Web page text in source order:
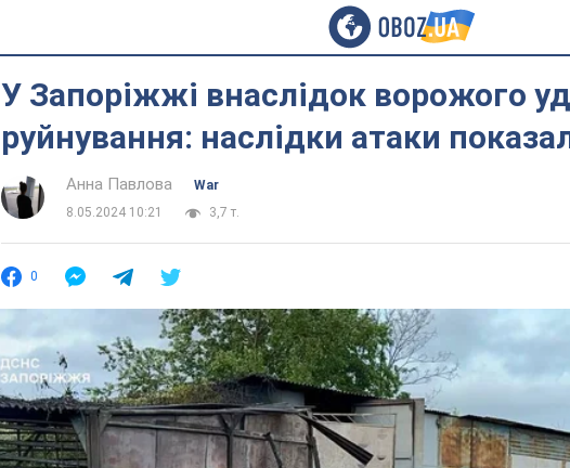
У Запоріжжі внаслідок ворожого
руйнування: наслідки атаки
Анна Павлова
War
8.05.2024 10:21
3,7 т.
0